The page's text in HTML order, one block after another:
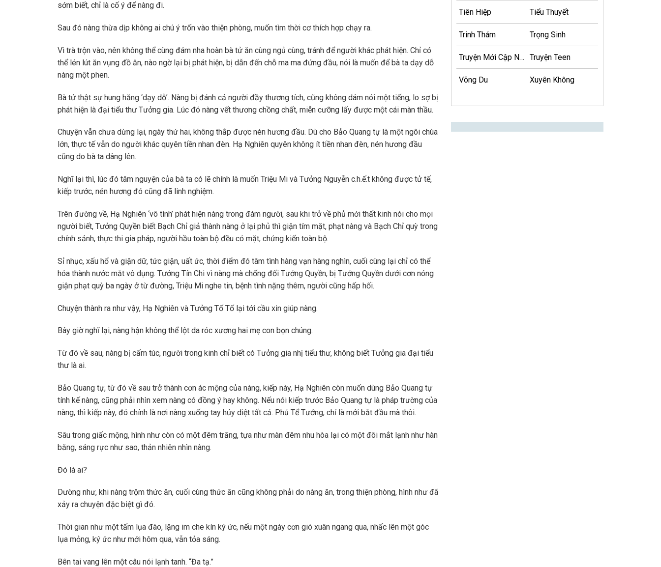
sớm biết, chỉ là cố ý để nàng đi.
Sau đó nàng thừa dịp không ai chú ý trốn vào thiện phòng, muốn tìm thời cơ thích hợp chạy ra.
Vì trà trộn vào, nên không thể cùng đám nha hoàn bà tử ăn cùng ngủ cùng, tránh để người khác phát hiện. Chỉ có
thể lén lút ăn vụng đồ ăn, nào ngờ lại bị phát hiện, bị dẫn đến chỗ ma ma đứng đầu, nói là muốn để bà ta dạy dỗ
nàng một phen.
Bà tử thật sự hung hăng ‘dạy dỗ’. Nàng bị đánh cả người đầy thương tích, cũng không dám nói một tiếng, lo sợ bị
phát hiện là đại tiểu thư Tưởng gia. Lúc đó nàng vết thương chồng chất, miễn cưỡng lấy được một cái màn thầu.
Chuyện vẫn chưa dừng lại, ngày thứ hai, không thắp được nén hương đầu. Dù cho Bảo Quang tự là một ngôi chùa
lớn, thực tế vẫn do người khác quyên tiền nhan đèn. Hạ Nghiên quyên không ít tiền nhan đèn, nén hương đầu
cũng do bà ta dâng lên.
Nghĩ lại thì, lúc đó tâm nguyện của bà ta có lẽ chính là muốn Triệu Mi và Tưởng Nguyễn c.h.ế.t không được tử tế,
kiếp trước, nén hương đó cũng đã linh nghiệm.
Trên đường về, Hạ Nghiên ‘vô tình’ phát hiện nàng trong đám người, sau khi trở về phủ mới thất kinh nói cho mọi
người biết, Tưởng Quyền biết Bạch Chỉ giả thành nàng ở lại phủ thì giận tím mặt, phạt nàng và Bạch Chỉ quỳ trong
chính sảnh, thực thi gia pháp, người hầu toàn bộ đều có mặt, chứng kiến toàn bộ.
Sỉ nhục, xấu hổ và giận dữ, tức giận, uất ức, thời điểm đó tâm tình hàng vạn hàng nghìn, cuối cùng lại chỉ có thể
hóa thành nước mắt vô dụng. Tưởng Tín Chi vì nàng mà chống đối Tưởng Quyền, bị Tưởng Quyền dưới cơn nóng
giận phạt quỳ ba ngày ở từ đường, Triệu Mi nghe tin, bệnh tình nặng thêm, người cũng hấp hối.
Chuyện thành ra như vậy, Hạ Nghiên và Tưởng Tố Tố lại tới cầu xin giúp nàng.
Bây giờ nghĩ lại, nàng hận không thể lột da róc xương hai mẹ con bọn chúng.
Từ đó về sau, nàng bị cấm túc, người trong kinh chỉ biết có Tưởng gia nhị tiểu thư, không biết Tưởng gia đại tiểu
thư là ai.
Bảo Quang tự, từ đó về sau trở thành cơn ác mộng của nàng, kiếp này, Hạ Nghiên còn muốn dùng Bảo Quang tự
tính kế nàng, cũng phải nhìn xem nàng có đồng ý hay không. Nếu nói kiếp trước Bảo Quang tự là pháp trường của
nàng, thì kiếp này, đó chính là nơi nàng xuống tay hủy diệt tất cả. Phủ Tể Tướng, chỉ là mới bắt đầu mà thôi.
Sâu trong giấc mộng, hình như còn có một đêm trăng, tựa như màn đêm nhu hòa lại có một đôi mắt lạnh như hàn
băng, sáng rực như sao, thản nhiên nhìn nàng.
Đó là ai?
Dường như, khi nàng trộm thức ăn, cuối cùng thức ăn cũng không phải do nàng ăn, trong thiện phòng, hình như đã
xảy ra chuyện đặc biệt gì đó.
Thời gian như một tấm lụa đào, lặng im che kín ký ức, nếu một ngày cơn gió xuân ngang qua, nhấc lên một góc
lụa mỏng, ký ức như mới hôm qua, vẫn tỏa sáng.
Bên tai vang lên một câu nói lạnh tanh. “Đa tạ.”
Tiên Hiệp Tiểu Thuyết
Trinh Thám Trọng Sinh
Truyện Mới Cập Nhật Truyện Teen
Võng Du Xuyên Không